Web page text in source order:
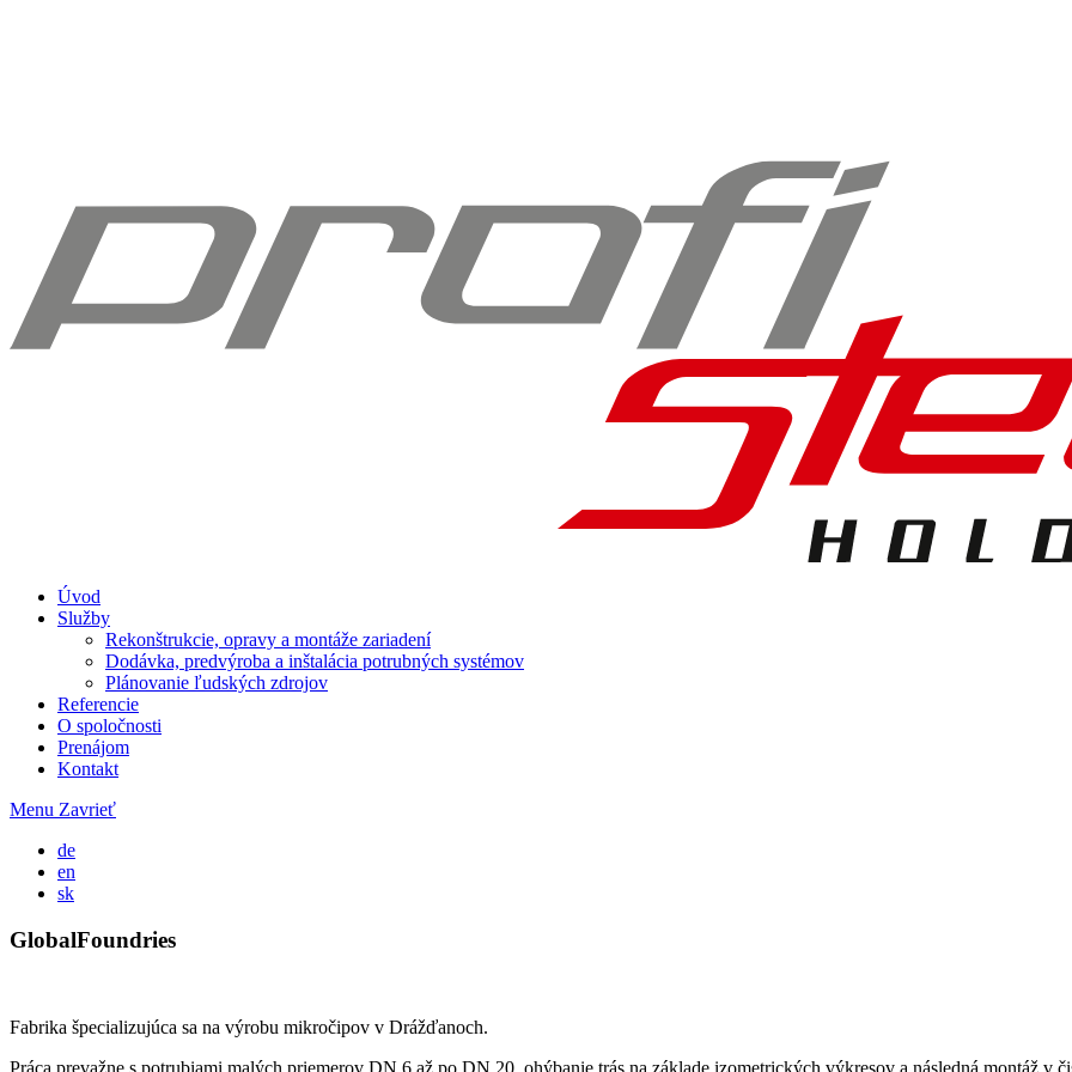
Úvod
Služby
Rekonštrukcie, opravy a montáže zariadení
Dodávka, predvýroba a inštalácia potrubných systémov
Plánovanie ľudských zdrojov
Referencie
O spoločnosti
Prenájom
Kontakt
Menu Zavrieť
de
en
sk
GlobalFoundries
Fabrika špecializujúca sa na výrobu mikročipov v Drážďanoch.
Práca prevažne s potrubiami malých priemerov DN 6 až po DN 20, ohýbanie trás na základe izometrických výkresov a následná montáž v